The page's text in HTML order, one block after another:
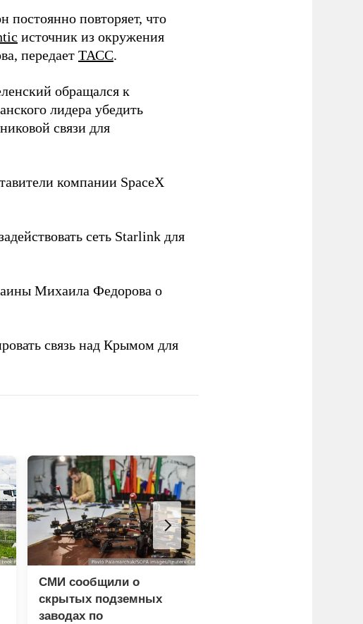
повторяет, что
источник из окружения
передает ТАСС.
обращался к
лидера убедить
связи для
компании SpaceX
сеть Starlink для
Михаила Федорова о
связь над Крымом для
СМИ сообщили о
скрытых подземных
заводах по